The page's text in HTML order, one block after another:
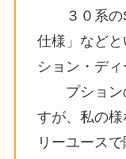
３０系のS
仕様」など
ション・デ
プション
すが、私の様
リーユース